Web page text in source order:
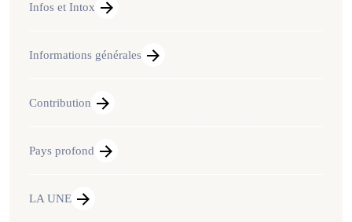
Infos et Intox
Informations générales
Contribution
Pays profond
LA UNE